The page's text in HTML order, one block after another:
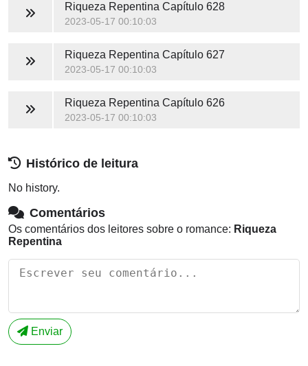
Riqueza Repentina Capítulo 628
2023-05-17 00:10:03
Riqueza Repentina Capítulo 627
2023-05-17 00:10:03
Riqueza Repentina Capítulo 626
2023-05-17 00:10:03
Histórico de leitura
No history.
Comentários
Os comentários dos leitores sobre o romance: Riqueza
Repentina
Enviar